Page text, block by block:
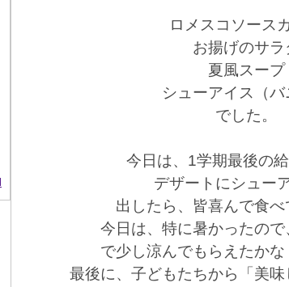
ロメスコソース
お揚げのサラ
夏風スープ
シューアイス（バ
でした。
今日は、1学期最後の
デザートにシュー
出したら、皆喜んで食
今日は、特に暑かったの
で少し涼んでもらえたか
最後に、子どもたちから「美